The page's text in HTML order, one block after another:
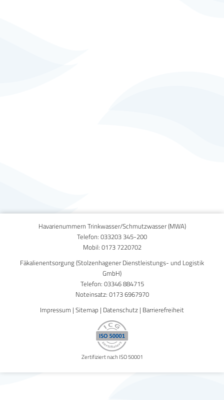
Published on30. September 2020
Havarienummern Trinkwasser/Schmutzwasser (MWA)
Telefon: 033203 345-200
Mobil: 0173 7220702
Fäkalienentsorgung (Stolzenhagener Dienstleistungs- und Logistik
GmbH)
Telefon: 03346 884715
Noteinsatz: 0173 6967970
Impressum | Sitemap | Datenschutz | Barrierefreiheit
Zertifiziert nach ISO 50001